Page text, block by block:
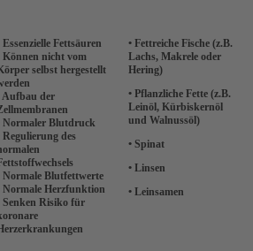
Essenzielle Fettsäuren
Können nicht vom
selbst hergestellt
Aufbau der
Normaler Blutdruck
Regulierung des
Normale Blutfettwerte
Normale Herzfunktion
Senken Risiko für
koronare
• Fettreiche Fische (z.B.
Lachs, Makrele oder
Hering)
• Pflanzliche Fette (z.B.
Leinöl, Kürbiskernöl
und Walnussöl)
• Spinat
• Linsen
• Leinsamen